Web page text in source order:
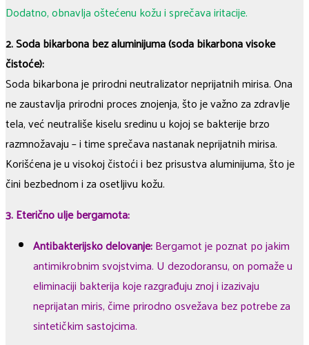
Dodatno, obnavlja oštećenu kožu i sprečava iritacije.
2. Soda bikarbona bez aluminijuma (soda bikarbona visoke
čistoće):
Soda bikarbona je prirodni neutralizator neprijatnih mirisa. Ona
ne zaustavlja prirodni proces znojenja, što je važno za zdravlje
tela, već neutrališe kiselu sredinu u kojoj se bakterije brzo
razmnožavaju – i time sprečava nastanak neprijatnih mirisa.
Korišćena je u visokoj čistoći i bez prisustva aluminijuma, što je
čini bezbednom i za osetljivu kožu.
3. Eterično ulje bergamota:
Antibakterijsko delovanje:Bergamot je poznat po jakim
antimikrobnim svojstvima. U dezodoransu, on pomaže u
eliminaciji bakterija koje razgrađuju znoj i izazivaju
neprijatan miris, čime prirodno osvežava bez potrebe za
sintetičkim sastojcima.